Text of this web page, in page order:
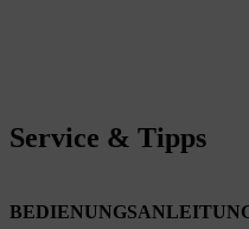
Service & Tipps